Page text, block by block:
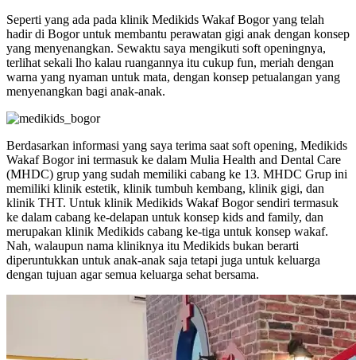
Seperti yang ada pada klinik Medikids Wakaf Bogor yang telah
hadir di Bogor untuk membantu perawatan gigi anak dengan konsep
yang menyenangkan. Sewaktu saya mengikuti soft openingnya,
terlihat sekali lho kalau ruangannya itu cukup fun, meriah dengan
warna yang nyaman untuk mata, dengan konsep petualangan yang
menyenangkan bagi anak-anak.
Berdasarkan informasi yang saya terima saat soft opening, Medikids
Wakaf Bogor ini termasuk ke dalam Mulia Health and Dental Care
(MHDC) grup yang sudah memiliki cabang ke 13. MHDC Grup ini
memiliki klinik estetik, klinik tumbuh kembang, klinik gigi, dan
klinik THT. Untuk klinik Medikids Wakaf Bogor sendiri termasuk
ke dalam cabang ke-delapan untuk konsep kids and family, dan
merupakan klinik Medikids cabang ke-tiga untuk konsep wakaf.
Nah, walaupun nama kliniknya itu Medikids bukan berarti
diperuntukkan untuk anak-anak saja tetapi juga untuk keluarga
dengan tujuan agar semua keluarga sehat bersama.